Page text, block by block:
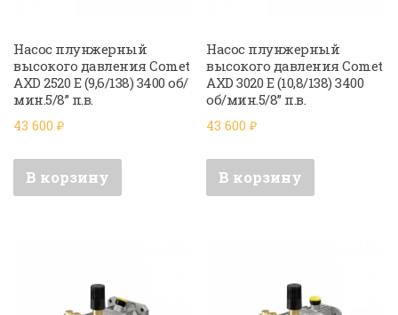
Насос плунжерный
высокого давления Comet
AXD 2520 E (9,6/138) 3400 об/
мин.5/8” п.в.
43 600 ₽
В корзину
Насос плунжерный
высокого давления Comet
AXD 3020 E (10,8/138) 3400
об/мин.5/8” п.в.
43 600₽
В корзину